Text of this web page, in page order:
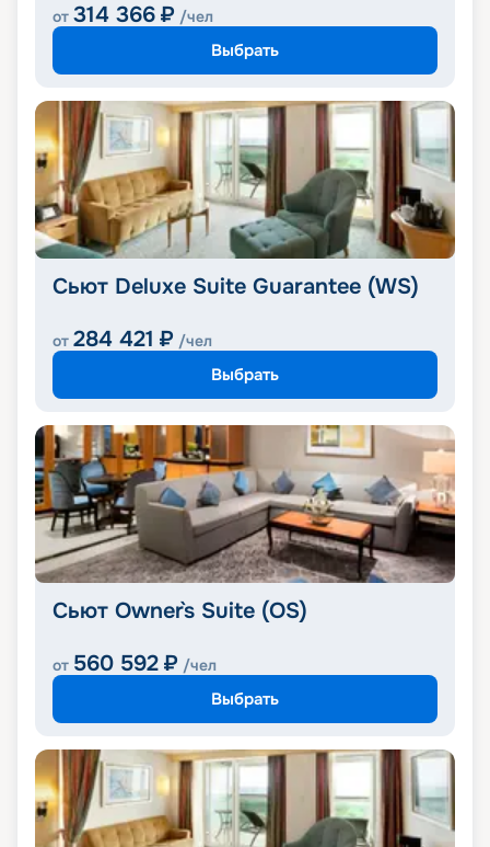
от 314 366 ₽ /чел
Выбрать
Сьют Deluxe Suite Guarantee (WS)
от 284 421 ₽ /чел
Выбрать
Сьют Owner`s Suite (OS)
от 560 592 ₽ /чел
Выбрать